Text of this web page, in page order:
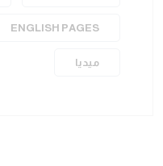
ENGLISH PAGES
ميديا